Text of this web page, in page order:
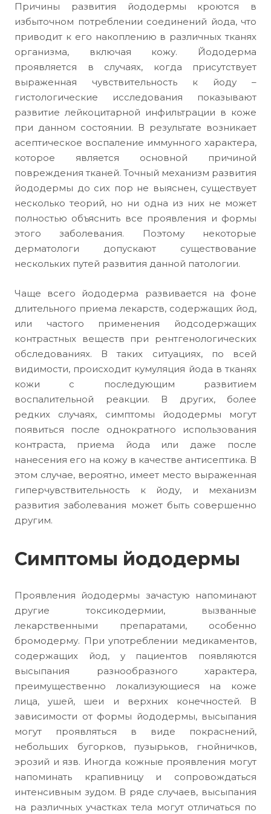
Причины развития йододермы кроются в
избыточном потреблении соединений йода, что
приводит к его накоплению в различных тканях
организма, включая кожу. Йододерма
проявляется в случаях, когда присутствует
выраженная чувствительность к йоду –
гистологические исследования показывают
развитие лейкоцитарной инфильтрации в коже
при данном состоянии. В результате возникает
асептическое воспаление иммунного характера,
которое является основной причиной
повреждения тканей. Точный механизм развития
йододермы до сих пор не выяснен, существует
несколько теорий, но ни одна из них не может
полностью объяснить все проявления и формы
этого заболевания. Поэтому некоторые
дерматологи допускают существование
нескольких путей развития данной патологии.
Чаще всего йододерма развивается на фоне
длительного приема лекарств, содержащих йод,
или частого применения йодсодержащих
контрастных веществ при рентгенологических
обследованиях. В таких ситуациях, по всей
видимости, происходит кумуляция йода в тканях
кожи с последующим развитием
воспалительной реакции. В других, более
редких случаях, симптомы йододермы могут
появиться после однократного использования
контраста, приема йода или даже после
нанесения его на кожу в качестве антисептика. В
этом случае, вероятно, имеет место выраженная
гиперчувствительность к йоду, и механизм
развития заболевания может быть совершенно
другим.
Симптомы йододермы
Проявления йододермы зачастую напоминают
другие токсикодермии, вызванные
лекарственными препаратами, особенно
бромодерму. При употреблении медикаментов,
содержащих йод, у пациентов появляются
высыпания разнообразного характера,
преимущественно локализующиеся на коже
лица, ушей, шеи и верхних конечностей. В
зависимости от формы йододермы, высыпания
могут проявляться в виде покраснений,
небольших бугорков, пузырьков, гнойничков,
эрозий и язв. Иногда кожные проявления могут
напоминать крапивницу и сопровождаться
интенсивным зудом. В ряде случаев, высыпания
на различных участках тела могут отличаться по